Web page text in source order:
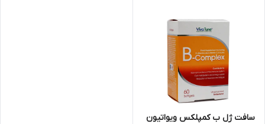
سافت ژل ب کمپلکس ویواتیون